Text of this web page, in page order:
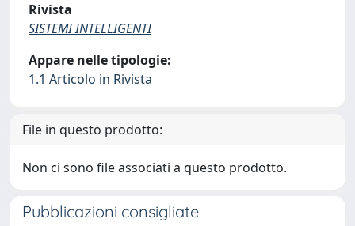
Rivista
SISTEMI INTELLIGENTI
Appare nelle tipologie:
1.1 Articolo in Rivista
File in questo prodotto:
Non ci sono file associati a questo prodotto.
Pubblicazioni consigliate